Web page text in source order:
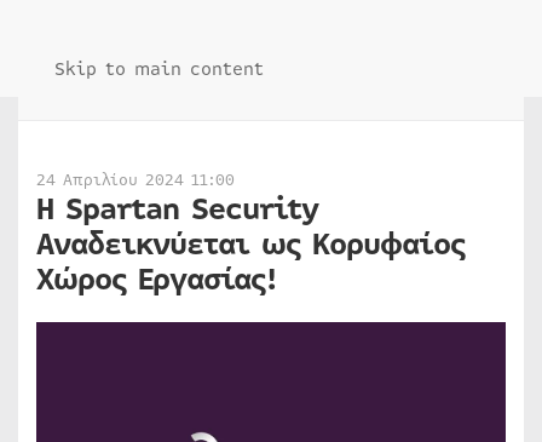
Skip to main content
24 Απριλίου 2024 11:00
Η Spartan Security
Αναδεικνύεται ως Κορυφαίος
Χώρος Εργασίας!